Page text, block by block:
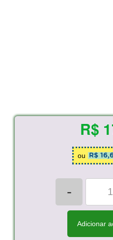
R$
ou R$
-
Adicionar